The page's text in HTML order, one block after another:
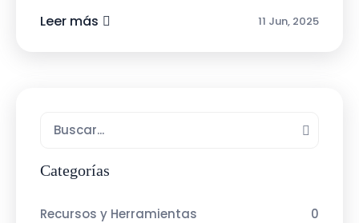
continuo. Ya no basta con obtener un
Leer más 11 Jun, 2025
Categorías
Recursos y Herramientas
0